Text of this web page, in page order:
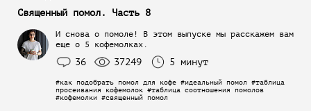
Священный помол. Часть 8
И снова о помоле! В этом выпуске мы расскажем вам
еще о 5 кофемолках.
36 37249 5 минут
#как подобрать помол для кофе #идеальный помол #таблица
просеивания кофемолок #таблица соотношения помолов
#кофемолки #священный помол